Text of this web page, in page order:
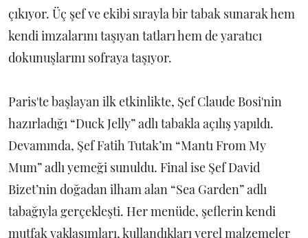
çıkıyor. Üç şef ve ekibi sırayla bir tabak sunarak hem
kendi imzalarını taşıyan tatları hem de yaratıcı
dokunuşlarını sofraya taşıyor.
Paris'te başlayan ilk etkinlikte, Şef Claude Bosi'nin
hazırladığı “Duck Jelly” adlı tabakla açılış yapıldı.
Devamında, Şef Fatih Tutak’ın “Mantı From My
Mum” adlı yemeği sunuldu. Final ise Şef David
Bizet’nin doğadan ilham alan “Sea Garden” adlı
tabağıyla gerçekleşti. Her menüde, şeflerin kendi
mutfak yaklaşımları, kullandıkları yerel malzemeler